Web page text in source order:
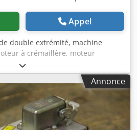
Appel
double extrémité, machine
à crémaillère, moteur
moteur de broche, moteur
7,5 kW - Vitesse de rotation : 2860
Diamètre de l’arbre : Ø 40/80 mm
: 2 pièces Dkodpfxsd Riw Ie
250/H255 mm - Poids : 98 kg
Annonce